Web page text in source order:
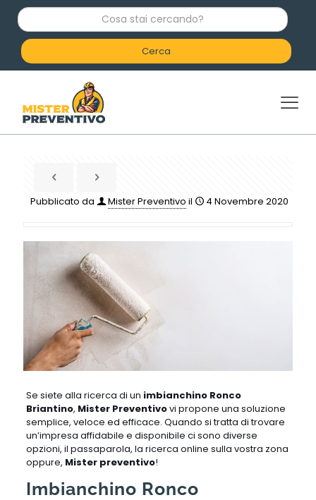
C
o
a
c
e
Pubblicato da Mister Preventivo il 4 Novembre 2020
Se siete alla ricerca di un imbianchino Ronco
Briantino, Mister Preventivovi propone una soluzione
semplice, veloce ed efficace. Quando si tratta di trovare
un’impresa affidabile e disponibile ci sono diverse
opzioni, il passaparola, la ricerca online sulla vostra zona
oppure, Mister preventivo!
Imbianchino Ronco